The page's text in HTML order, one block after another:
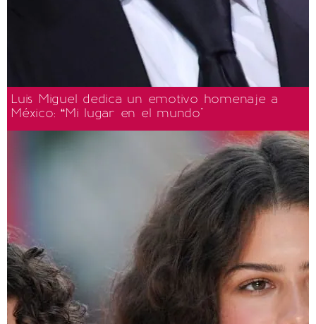
Luis Miguel dedica un emotivo homenaje a
México: “Mi lugar en el mundo"